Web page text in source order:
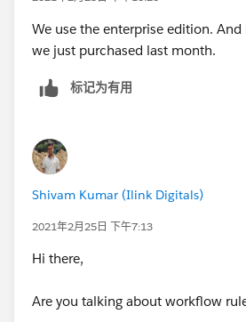
We use the enterprise edition.
we just purchased last month.
标记为有用
Shivam Kumar (Ilink Digitals)
2021年2月25日 下午7:13
Hi there,
Are you talking about workflow